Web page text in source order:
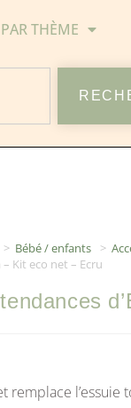
THÈME
> Bébé / enfants >
– Kit eco net – Ecru
remplace